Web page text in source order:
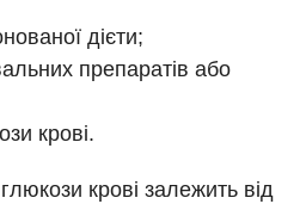
дієти;
препаратів або
крові.
крові залежить від